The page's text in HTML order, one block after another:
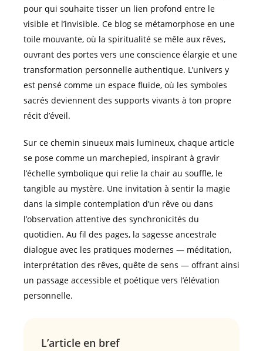
pour qui souhaite tisser un lien profond entre le
visible et l’invisible. Ce blog se métamorphose en une
toile mouvante, où la spiritualité se mêle aux rêves,
ouvrant des portes vers une conscience élargie et une
transformation personnelle authentique. L’univers y
est pensé comme un espace fluide, où les symboles
sacrés deviennent des supports vivants à ton propre
récit d’éveil.
Sur ce chemin sinueux mais lumineux, chaque article
se pose comme un marchepied, inspirant à gravir
l’échelle symbolique qui relie la chair au souffle, le
tangible au mystère. Une invitation à sentir la magie
dans la simple contemplation d’un rêve ou dans
l’observation attentive des synchronicités du
quotidien. Au fil des pages, la sagesse ancestrale
dialogue avec les pratiques modernes — méditation,
interprétation des rêves, quête de sens — offrant ainsi
un passage accessible et poétique vers l’élévation
personnelle.
L’article en bref